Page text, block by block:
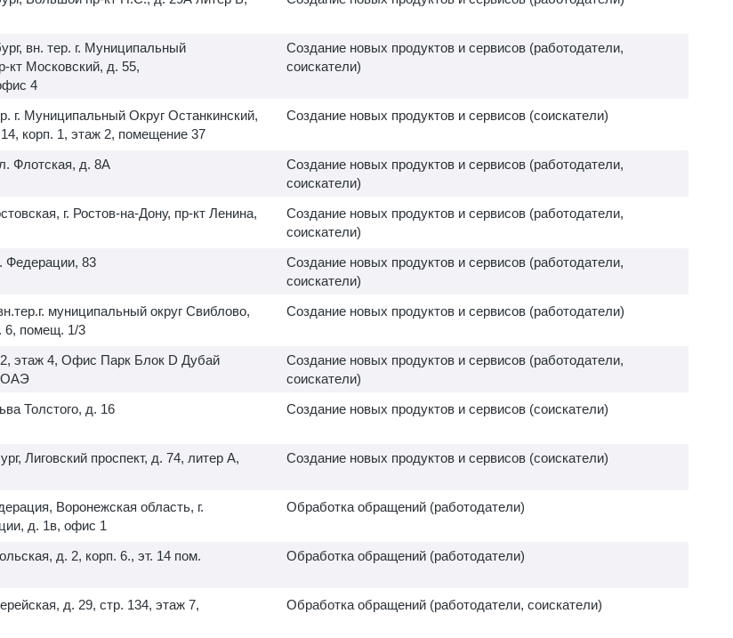
вн. тер. г. Муниципальный
кт Московский, д. 55,
4
Создание новых продуктов и сервисов (работодатели,
соискатели)
г. Муниципальный Округ Останкинский,
корп. 1, этаж 2, помещение 37
Создание новых продуктов и сервисов (соискатели)
Флотская, д. 8А
Создание новых продуктов и сервисов (работодатели,
соискатели)
г. Ростов-на-Дону, пр-кт Ленина,
Создание новых продуктов и сервисов (работодатели,
соискатели)
Федерации, 83
Создание новых продуктов и сервисов (работодатели,
соискатели)
муниципальный округ Свиблово,
6, помещ. 1/3
Создание новых продуктов и сервисов (работодатели)
этаж 4, Офис Парк Блок D Дубай
ОАЭ
Создание новых продуктов и сервисов (работодатели,
соискатели)
Толстого, д. 16 Создание новых продуктов и сервисов (соискатели)
Лиговский проспект, д. 74, литер А,
Создание новых продуктов и сервисов (соискатели)
Воронежская область, г.
д. 1в, офис 1
Обработка обращений (работодатели)
д. 2, корп. 6., эт. 14 пом.
Обработка обращений (работодатели)
д. 29, стр. 134, этаж 7,
Обработка обращений (работодатели, соискатели)